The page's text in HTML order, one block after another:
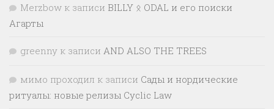
Merzbow к записи BILLY ᛟ ODAL и его поиски
Агарты
greenny к записи AND ALSO THE TREES
мимо проходил к записи Сады и нордические
ритуалы: новые релизы Cyclic Law